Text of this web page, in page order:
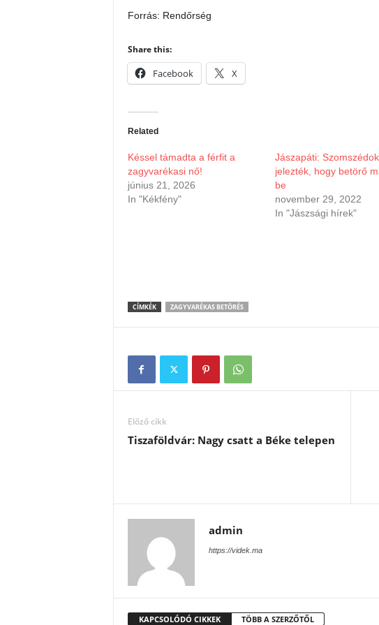
Forrás: Rendőrség
Share this:
Facebook X
Related
Késsel támadta a férfit a
zagyvarékasi nő!
június 21, 2026
In "Kékfény"
Jászapáti: Szomszédok
jelezték, hogy betörő
be
november 29, 2022
In "Jászsági hírek"
CÍMKÉK ZAGYVARÉKAS BETÖRÉS
Előző cikk
Tiszaföldvár: Nagy csatt a Béke telepen
admin
https://videk.ma
KAPCSOLÓDÓ CIKKEK TÖBB A SZERZŐTŐL